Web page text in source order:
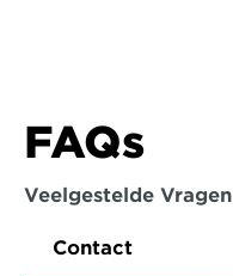
FAQs
Veelgestelde Vragen
Contact